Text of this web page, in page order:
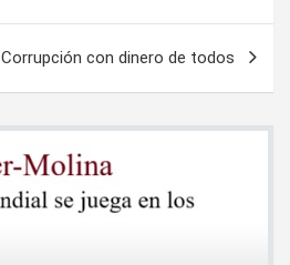
Corrupción con dinero de todos